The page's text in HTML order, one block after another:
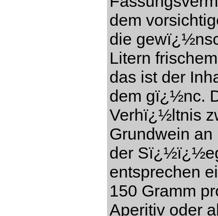
dem
die
Litern
das ist der
dem gï¿½nc.
Verhï¿½ltnis
Grundwein
der
entsprechen
150 Gramm
Aperitiv oder